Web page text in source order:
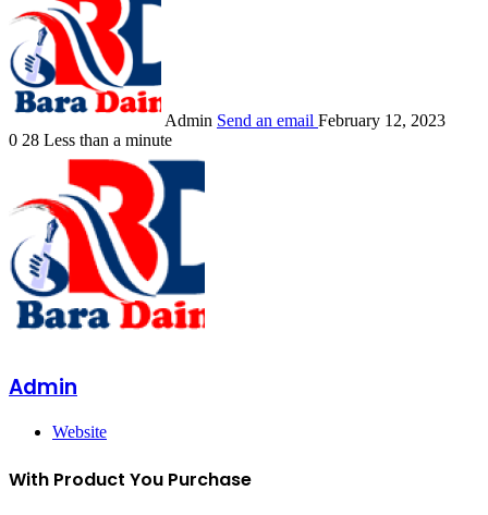
Admin Send an email February 12, 2023
0 28 Less than a minute
Admin
Website
With Product You Purchase